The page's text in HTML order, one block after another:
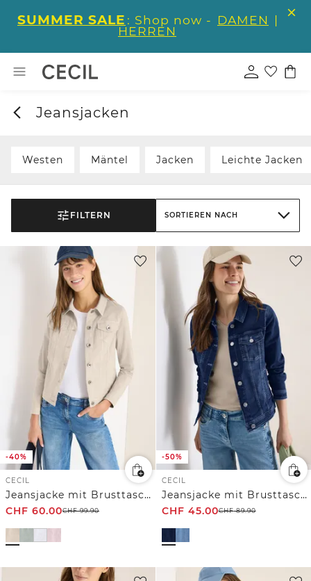
SUMMER SALE : Shop now - DAMEN |
HERREN
Jeansjacken
Westen Mäntel Jacken Leichte Jacken
FILTERN SORTIEREN NACH
-40%
CECIL
Jeansjacke mit Brusttaschen und Knöpfen
CHF 60.00CHF99.90
-50%
CECIL
Jeansjacke mit Brusttaschen und Knöpfen
CHF 45.00CHF89.90